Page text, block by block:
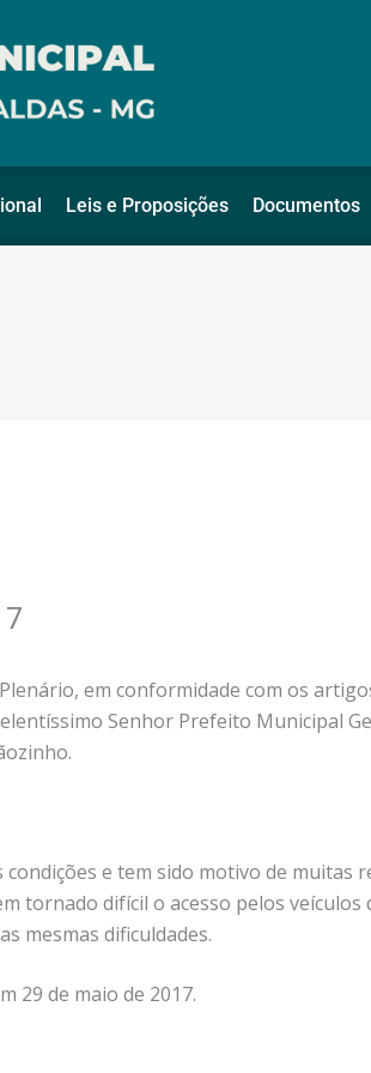
Leis e Proposições Documentos
em conformidade com os
Senhor Prefeito Municipal
e tem sido motivo de
tornado difícil o acesso pelos
mesmas dificuldades.
29 de maio de 2017.